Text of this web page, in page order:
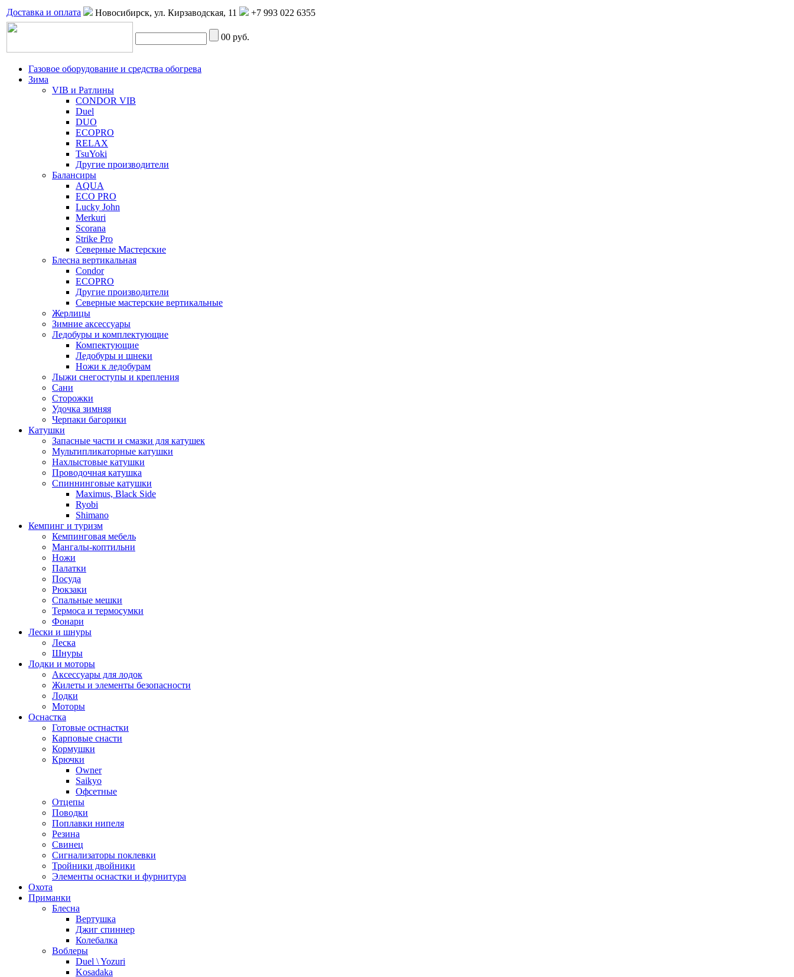
Доставка и оплата Новосибирск, ул. Кирзаводская, 11 +7 993 022 6355
00 руб.
Газовое оборудование и средства обогрева
Зима
VIB и Ратлины
CONDOR VIB
Duel
DUO
ECOPRO
RELAX
TsuYoki
Другие производители
Балансиры
AQUA
ECO PRO
Lucky John
Merkuri
Scorana
Strike Pro
Северные Мастерские
Блесна вертикальная
Condor
ECOPRO
Другие производители
Северные мастерские вертикальные
Жерлицы
Зимние аксессуары
Ледобуры и комплектующие
Компектующие
Ледобуры и шнеки
Ножи к ледобурам
Лыжи снегоступы и крепления
Сани
Сторожки
Удочка зимняя
Черпаки багорики
Катушки
Запасные части и смазки для катушек
Мультипликаторные катушки
Нахлыстовые катушки
Проводочная катушка
Спиннинговые катушки
Maximus, Black Side
Ryobi
Shimano
Кемпинг и туризм
Кемпинговая мебель
Мангалы-коптильни
Ножи
Палатки
Посуда
Рюкзаки
Спальные мешки
Термоса и термосумки
Фонари
Лески и шнуры
Леска
Шнуры
Лодки и моторы
Аксессуары для лодок
Жилеты и элементы безопасности
Лодки
Моторы
Оснастка
Готовые остнастки
Карповые снасти
Кормушки
Крючки
Owner
Saikyo
Офсетные
Отцепы
Поводки
Поплавки нипеля
Резина
Свинец
Сигнализаторы поклевки
Тройники двойники
Элементы оснастки и фурнитура
Охота
Приманки
Блесна
Вертушка
Джиг спиннер
Колебалка
Воблеры
Duel \ Yozuri
Kosadaka